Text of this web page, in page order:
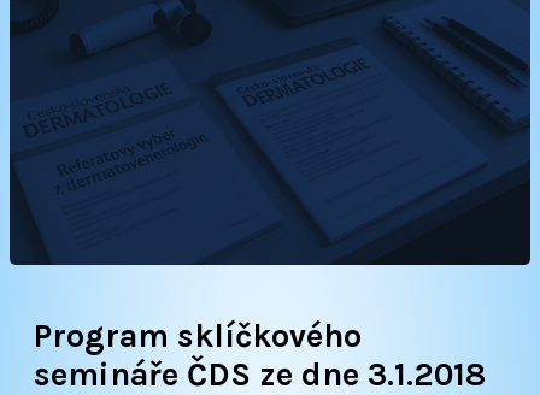
Program sklíčkového
semináře ČDS ze dne 3.1.2018